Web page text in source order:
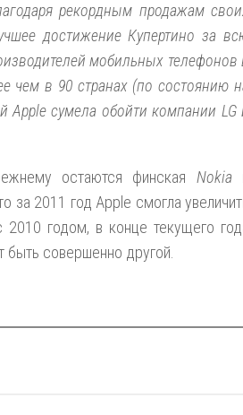
рекордным продажам
достижение Купертино за
мобильных телефонов
чем в 90 странах (по состоянию
Apple сумела обойти компании LG
остаются финская Nokia
за 2011 год Apple смогла
годом, в конце текущего
быть совершенно другой.